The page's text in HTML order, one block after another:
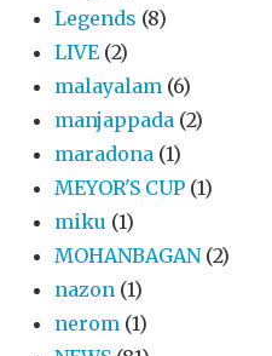
Legends (8)
LIVE (2)
malayalam (6)
manjappada (2)
maradona (1)
MEYOR'S CUP (1)
miku (1)
MOHANBAGAN (2)
nazon (1)
nerom (1)